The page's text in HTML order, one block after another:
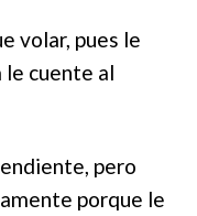
volar, pues le
le cuente al
pero
porque le